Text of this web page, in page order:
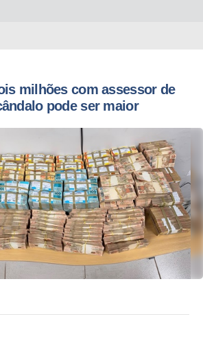
milhões com assessor de
pode ser maior